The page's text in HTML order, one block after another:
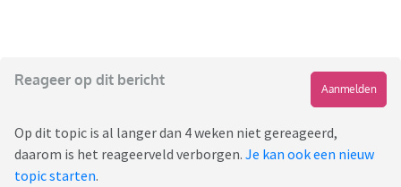
Reageer op dit bericht
Aanmelden
Op dit topic is al langer dan 4 weken niet gereageerd,
daarom is het reageerveld verborgen. Je kan ook een nieuw
topic starten.